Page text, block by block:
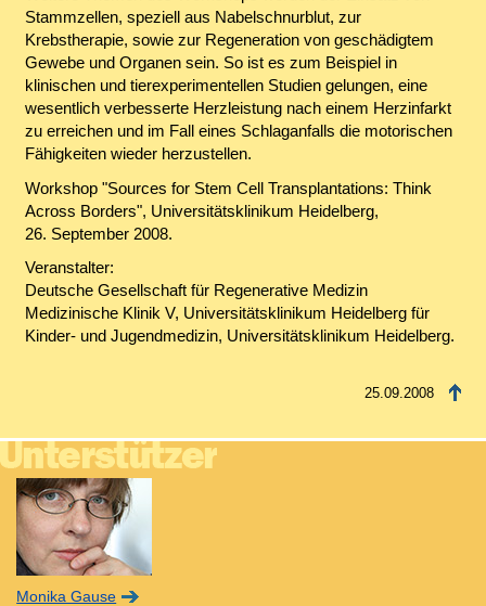
Stammzellen, speziell aus Nabelschnurblut, zur
Krebstherapie, sowie zur Regeneration von geschädigtem
Gewebe und Organen sein. So ist es zum Beispiel in
klinischen und tierexperimentellen Studien gelungen, eine
wesentlich verbesserte Herzleistung nach einem Herzinfarkt
zu erreichen und im Fall eines Schlaganfalls die motorischen
Fähigkeiten wieder herzustellen.
Workshop "Sources for Stem Cell Transplantations: Think
Across Borders", Universitätsklinikum Heidelberg,
26. September 2008.
Veranstalter:
Deutsche Gesellschaft für Regenerative Medizin
Medizinische Klinik V, Universitätsklinikum Heidelberg für
Kinder- und Jugendmedizin, Universitätsklinikum Heidelberg.
25.09.2008
Monika Gause